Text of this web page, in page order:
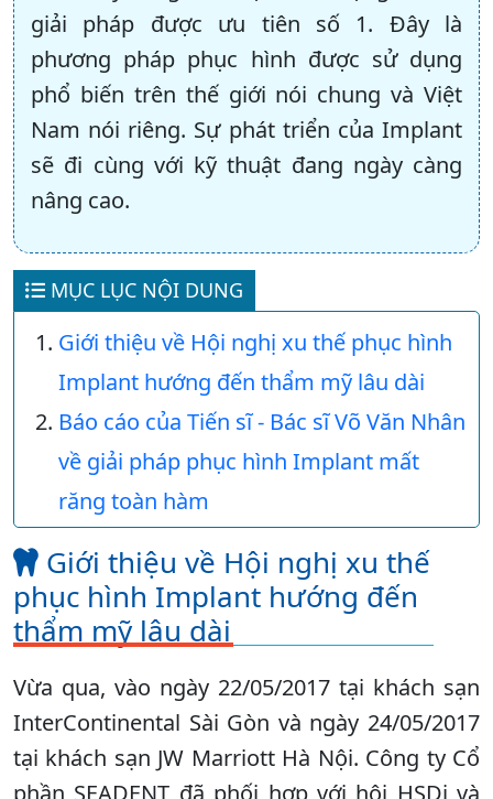
giải pháp được ưu tiên số 1. Đây là
phương pháp phục hình được sử dụng
phổ biến trên thế giới nói chung và Việt
Nam nói riêng. Sự phát triển của Implant
sẽ đi cùng với kỹ thuật đang ngày càng
nâng cao.
MỤC LỤC NỘI DUNG
Giới thiệu về Hội nghị xu thế phục hình
Implant hướng đến thẩm mỹ lâu dài
Báo cáo của Tiến sĩ - Bác sĩ Võ Văn Nhân
về giải pháp phục hình Implant mất
răng toàn hàm
Giới thiệu về Hội nghị xu thế
phục hình Implant hướng đến
thẩm mỹ lâu dài
Vừa qua, vào ngày 22/05/2017 tại khách sạn
InterContinental Sài Gòn và ngày 24/05/2017
tại khách sạn JW Marriott Hà Nội. Công ty Cổ
phần SEADENT đã phối hợp với hội HSDi và